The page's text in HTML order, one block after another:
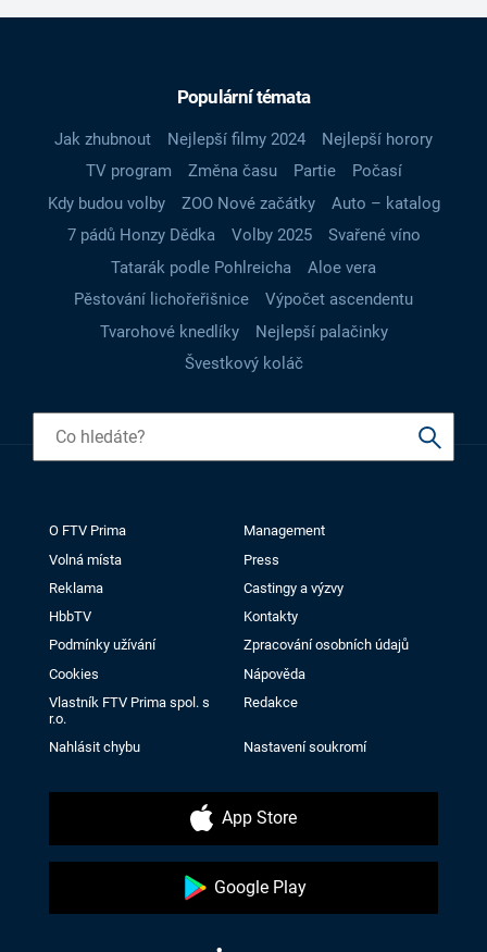
Populární témata
Jak zhubnout Nejlepší filmy 2024
Nejlepší horory
TV program
Změna času Partie
Počasí
Kdy budou volby
ZOO Nové začátky
Auto – katalog
7 pádů Honzy Dědka
Volby 2025
Svařené víno
Tatarák podle Pohlreicha
Aloe vera
Pěstování lichořeřišnice
Výpočet ascendentu
Tvarohové knedlíky
Nejlepší palačinky
Švestkový koláč
O FTV Prima
Management
Volná místa
Press
Reklama
Castingy a výzvy
HbbTV
Kontakty
Podmínky užívání
Zpracování osobních údajů
Cookies
Nápověda
Vlastník FTV Prima spol. s
r.o.
Redakce
Nahlásit chybu Nastavení soukromí
App Store
Google Play